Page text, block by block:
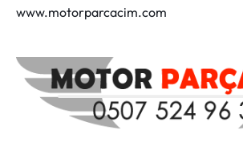
www.motorparcacim.com